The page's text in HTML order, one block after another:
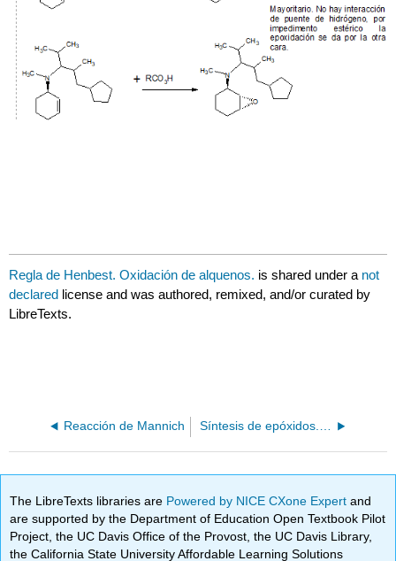
Regla de Henbest. Oxidación de alquenos. is shared under a not
declared license and was authored, remixed, and/or curated by
LibreTexts.
Reacción de Mannich Síntesis de epóxidos. Reacción de Prileschajew
The LibreTexts libraries are Powered by NICE CXone Expertand
are supported by the Department of Education Open Textbook Pilot
Project, the UC Davis Office of the Provost, the UC Davis Library,
the California State University Affordable Learning Solutions